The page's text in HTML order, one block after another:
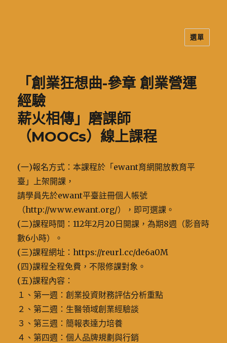
選單
「創業狂想曲-參章 創業營運
經驗
薪火相傳」磨課師
（MOOCs）線上課程
(一)報名方式：本課程於「ewant育網開放教育平
臺」上架開課，
請學員先於ewant平臺註冊個人帳號
（http://www.ewant.org/），即可選課。
(二)課程時間：112年2月20日開課，為期8週（影音時
數6小時）。
(三)課程網址：https://reurl.cc/de6a0M
(四)課程全程免費，不限修課對象。
(五)課程內容：
１、第一週：創業投資財務評估分析重點
２、第二週：生醫領域創業經驗談
３、第三週：簡報表達力培養
４、第四週：個人品牌規劃與行銷